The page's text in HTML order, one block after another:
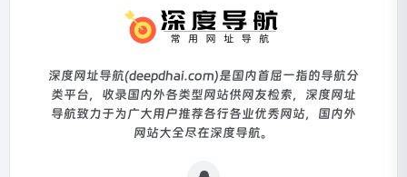
深度网址导航(deepdhai.com)是国内首屈一指的导航分
类平台，收录国内外各类型网站供网友检索，深度网址
导航致力于为广大用户推荐各行各业优秀网站，国内外
网站大全尽在深度导航。